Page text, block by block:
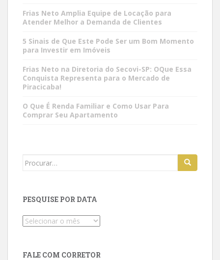
Frias Neto Amplia Equipe de Locação para
Atender Melhor a Demanda de Clientes
5 Sinais de Que Este Pode Ser um Bom Momento
para Investir em Imóveis
Frias Neto na Diretoria do Secovi-SP: OQue Essa
Conquista Representa para o Mercado de
Piracicaba!
O Que É Renda Familiar e Como Usar Para
Comprar Seu Apartamento
Search
PESQUISE POR DATA
Pesquise
FALE COM CORRETOR